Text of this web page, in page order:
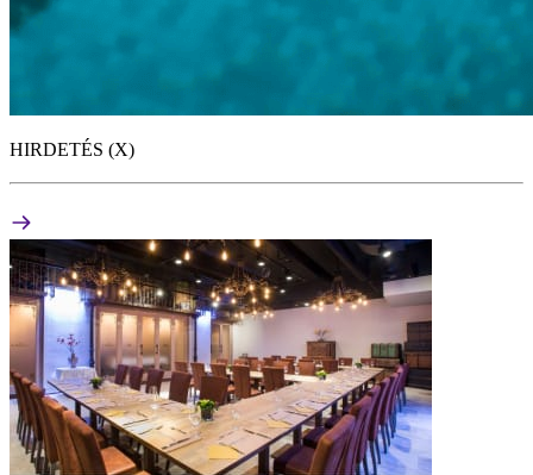
HIRDETÉS (X)